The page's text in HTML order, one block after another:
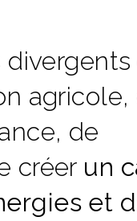
divergents
agricole,
de
créer un
et